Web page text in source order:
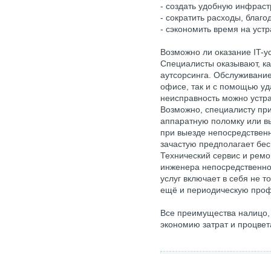
- создать удобную
- сократить расходы,
- сэкономить время на
Возможно ли оказание IT-
Специалисты оказывают,
аутсорсинга.
офисе, так и с помощью
неисправность можно
Возможно, специалисту
аппаратную поломку или
при выезде
зачастую предполагает
Технический сервис и
инженера
услуг включает в себя не
ещё и периодическую
Все преимущества налицо,
экономию затрат и